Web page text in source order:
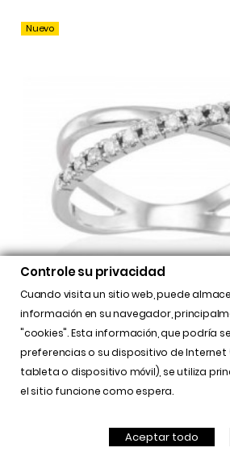
Nuevo
 52 24

ANILLO COMPROMISO CON
Controle su privacidad
Cuando visita un sitio web, puede
información en su navegador,
"cookies". Esta información, que podría
preferencias o su dispositivo de
tableta o dispositivo móvil), se utiliza
el sitio funcione como espera.
Aceptar todo